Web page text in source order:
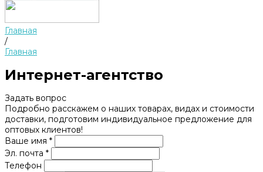
Главная
/
Главная
Интернет-агентство
Задать вопрос
Подробно расскажем о наших товарах, видах и стоимости
доставки, подготовим индивидуальное предложение для
оптовых клиентов!
Ваше имя *
Эл. почта *
Телефон